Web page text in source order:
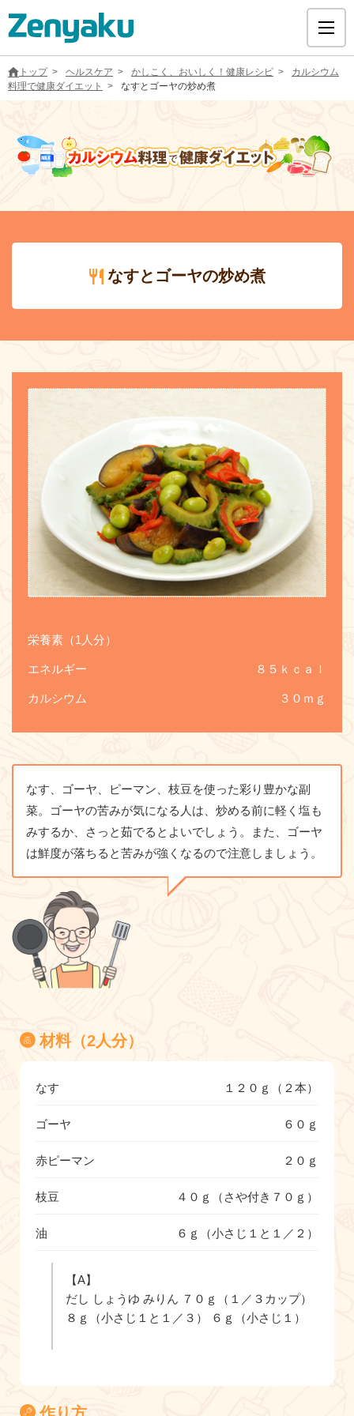
グループについて
ヘルスケア
お問い合わせ
トップ ヘルスケア かしこく、おいしく！健康レシピ
カルシウム
料理で健康ダイエット
なすとゴーヤの炒め煮
なすとゴーヤの炒め煮
栄養素（1人分）
エネルギー ８５ｋｃａｌ
カルシウム ３０ｍｇ
なす、ゴーヤ、ピーマン、枝豆を使った彩り豊かな副
菜。ゴーヤの苦みが気になる人は、炒める前に軽く塩も
みするか、さっと茹でるとよいでしょう。また、ゴーヤ
は鮮度が落ちると苦みが強くなるので注意しましょう。
材料（2人分）
なす １２０ｇ（２本）
ゴーヤ ６０ｇ
赤ピーマン ２０ｇ
枝豆 ４０ｇ（さや付き７０ｇ）
油 ６ｇ（小さじ１と１／２）
【A】
だし しょうゆ みりん ７０ｇ（１／３カップ）
８ｇ（小さじ１と１／３） ６ｇ（小さじ１）